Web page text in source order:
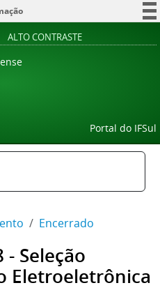
ALTO CONTRASTE
Portal do IFSul
Encerrado
- Seleção
Eletroeletrônica